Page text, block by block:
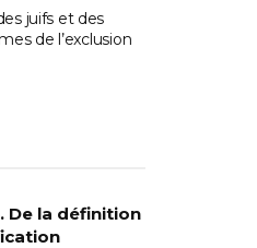
juifs et des
de l’exclusion
De la définition